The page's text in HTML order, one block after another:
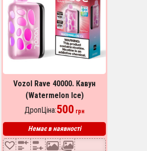
Vozol Rave 40000. Кавун
(Watermelon Ice)
ДропЦіна:500 грн
Немає в наявності